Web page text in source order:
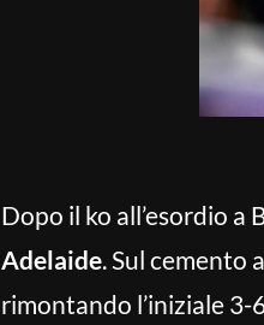
Dopo il ko all’esordio a
Adelaide. Sul cemento
rimontando l’iniziale 3-